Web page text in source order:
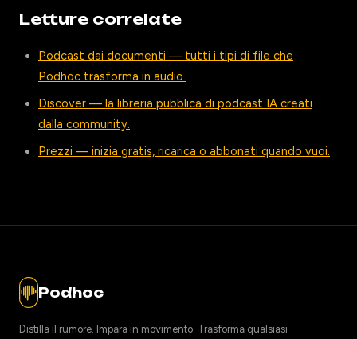
Letture correlate
Podcast dai documenti — tutti i tipi di file che
Podhoc trasforma in audio.
Discover — la libreria pubblica di podcast IA creati
dalla community.
Prezzi — inizia gratis, ricarica o abbonati quando vuoi.
Podhoc
Distilla il rumore. Impara in movimento. Trasforma qualsiasi